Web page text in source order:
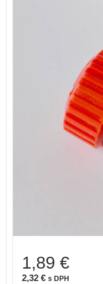
1,89 €
2,32 € s DPH